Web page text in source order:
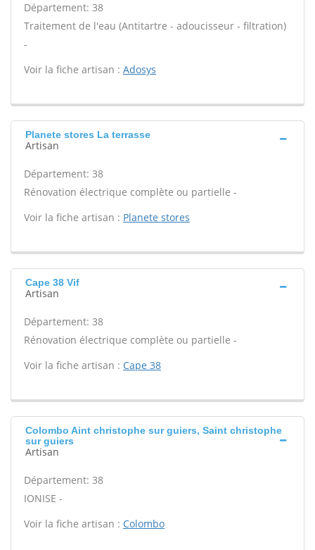
Département: 38
Traitement de l'eau (Antitartre - adoucisseur - filtration)
-
Voir la fiche artisan : Adosys
Planete stores La terrasse
Artisan
Département: 38
Rénovation électrique complète ou partielle -
Voir la fiche artisan : Planete stores
Cape 38 Vif
Artisan
Département: 38
Rénovation électrique complète ou partielle -
Voir la fiche artisan : Cape 38
Colombo Aint christophe sur guiers, Saint christophe
sur guiers
Artisan
Département: 38
IONISE -
Voir la fiche artisan : Colombo